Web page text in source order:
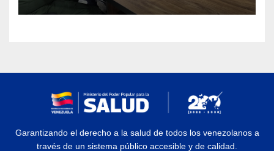
Garantizando el derecho a la salud de todos los venezolanos a
través de un sistema público accesible y de calidad.